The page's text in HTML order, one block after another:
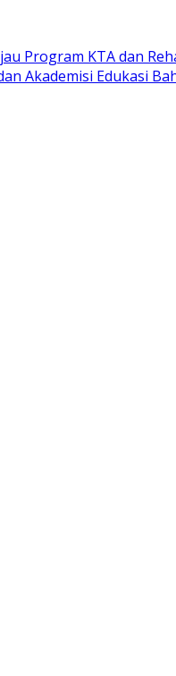
Program KTA dan
Akademisi Edukasi